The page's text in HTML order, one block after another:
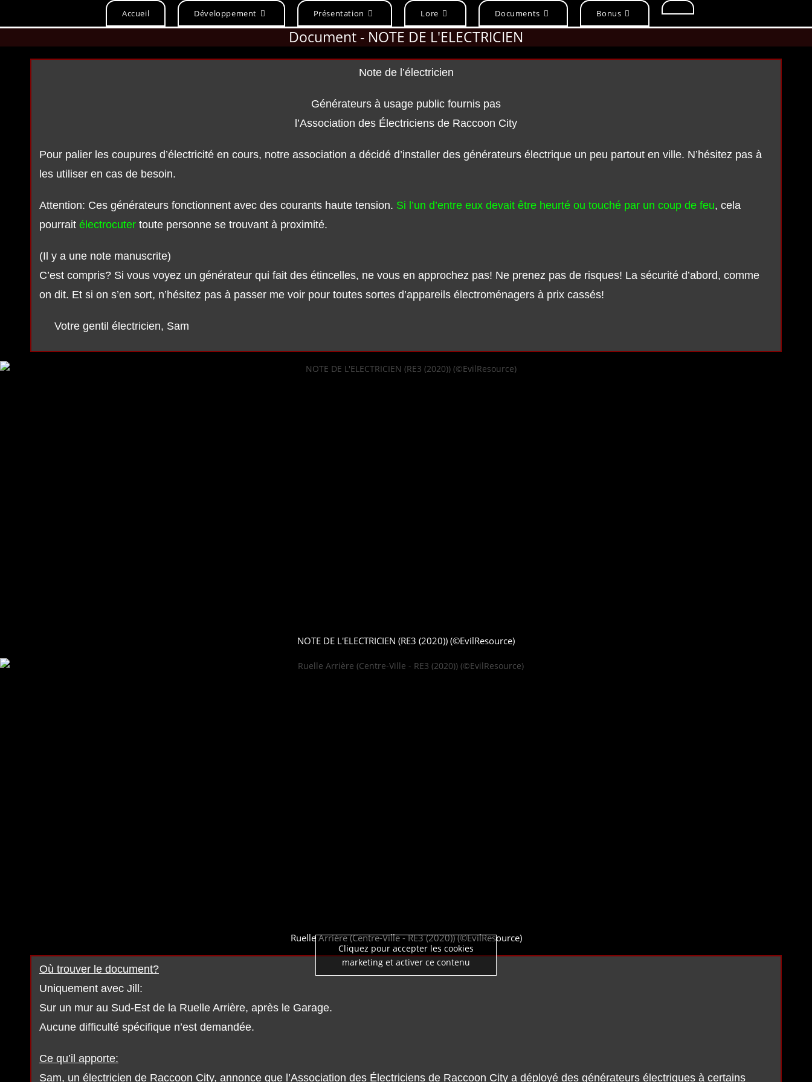
Accueil Développement Présentation Lore Documents Bonus
Toggle
website
Document - NOTE DE L'ELECTRICIEN
Note de l’électricien
Générateurs à usage public fournis pas
l’Association des Électriciens de Raccoon City
Pour palier les coupures d’électricité en cours, notre association a décidé d’installer des générateurs électrique un peu partout en ville. N’hésitez pas à
les utiliser en cas de besoin.
Attention: Ces générateurs fonctionnent avec des courants haute tension. Si l’un d’entre eux devait être heurté ou touché par un coup de feu, cela
pourrait électrocuter toute personne se trouvant à proximité.
(Il y a une note manuscrite)
C’est compris? Si vous voyez un générateur qui fait des étincelles, ne vous en approchez pas! Ne prenez pas de risques! La sécurité d’abord, comme
on dit. Et si on s’en sort, n’hésitez pas à passer me voir pour toutes sortes d’appareils électroménagers à prix cassés!
Votre gentil électricien, Sam
NOTE DE L'ELECTRICIEN (RE3 (2020)) (©EvilResource)
Ruelle Arrière (Centre-Ville - RE3 (2020)) (©EvilResource)
Cliquez pour accepter les cookies
marketing et activer ce contenu
Où trouver le document?
Uniquement avec Jill:
Sur un mur au Sud-Est de la Ruelle Arrière, après le Garage.
Aucune difficulté spécifique n’est demandée.
Ce qu’il apporte:
Sam, un électricien de Raccoon City, annonce que l’Association des Électriciens de Raccoon City a déployé des générateurs électriques à certains